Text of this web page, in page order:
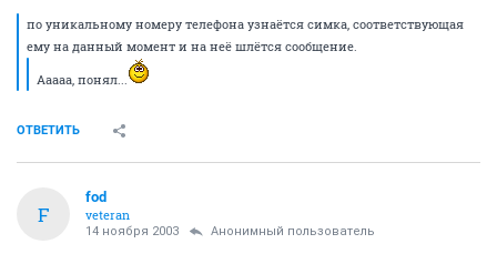
по уникальному номеру телефона узнаётся симка, соответствующая
ему на данный момент и на неё шлётся сообщение.
Ааааа, понял...
ОТВЕТИТЬ
F
fod
veteran
14 ноября 2003 Анонимный пользователь